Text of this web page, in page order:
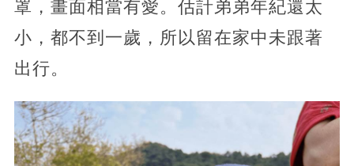
罩，畫面相當有愛。估計弟弟年紀還太
小，都不到一歲，所以留在家中未跟著
出行。